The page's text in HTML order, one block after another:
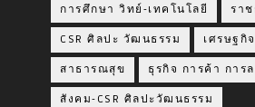
การศึกษา วิทย์-เทคโนโลยี รา
CSR ศิลปะ วัฒนธรรม เศรษฐกิจ
สาธารณสุข ธุรกิจ การค้า การ
สังคม-CSR ศิลปะวัฒนธรรม